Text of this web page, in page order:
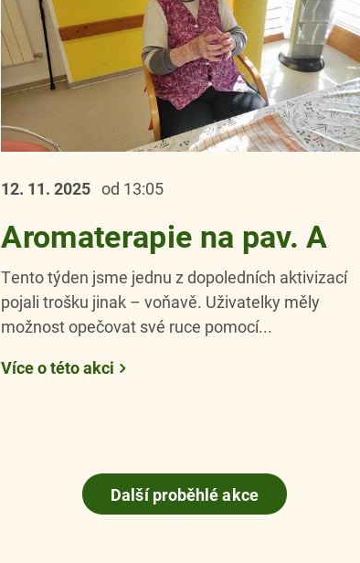
12. 11.2025 od 13:05
Aromaterapie na pav. A
Tento týden jsme jednu z dopoledních aktivizací
pojali trošku jinak – voňavě. Uživatelky měly
možnost opečovat své ruce pomocí...
Více o této akci
Další proběhlé akce